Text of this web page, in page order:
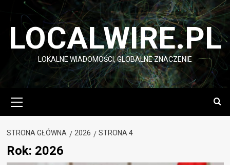
Przejdź
LOCALWIRE.PL
LOKALNE WIADOMOŚCI, GLOBALNE ZNACZENIE
główne
STRONA GŁÓWNA 2026 STRONA 4
Rok: 2026